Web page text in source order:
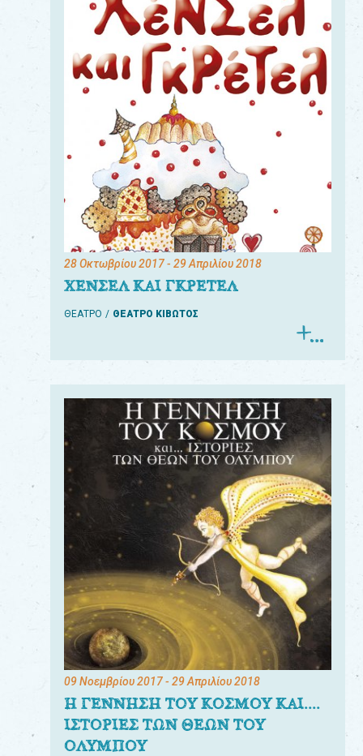
28 Οκτωβρίου 2017- 29 Απριλίου 2018
ΧΕΝΣΕΛ ΚΑΙ ΓΚΡΕΤΕΛ
ΘΕΑΤΡΟ ΘΕΑΤΡΟ ΚΙΒΩΤΟΣ
09 Νοεμβρίου 2017- 29 Απριλίου 2018
Η ΓΕΝΝΗΣΗ ΤΟΥ ΚΟΣΜΟΥ ΚΑΙ....
ΙΣΤΟΡΙΕΣ ΤΩΝ ΘΕΩΝ ΤΟΥ
ΟΛΥΜΠΟΥ